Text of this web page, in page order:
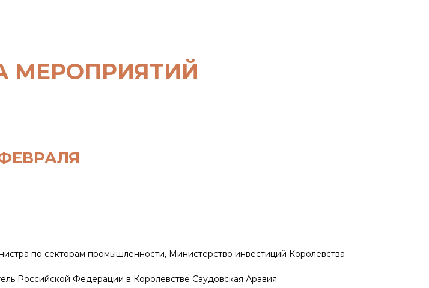
МЕРОПРИЯТИЙ
по секторам промышленности, Министерство инвестиций Королевства
Российской Федерации в Королевстве Саудовская Аравия